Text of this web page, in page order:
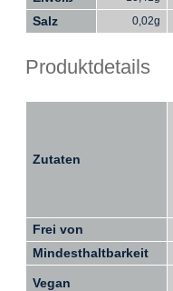
Salz 0,02g
Produktdetails
Zutaten
Frei von
Mindesthaltbarkeit
Vegan